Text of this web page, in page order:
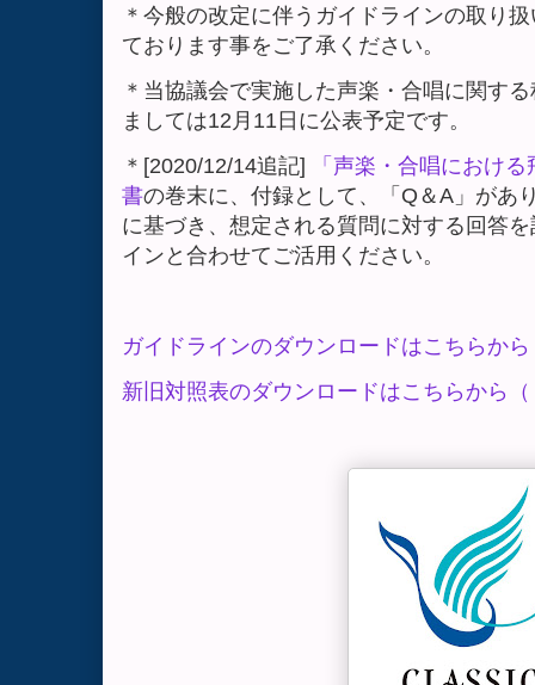
＊今般の改定に伴うガイドラインの取り
ております事をご了承ください。
＊当協議会で実施した声楽・合唱に関す
ましては12月11日に公表予定です。
＊ [2020/12/14追記]
「声楽・合唱におけ
書の巻末に、付録として、「Q＆A」があ
に基づき、想定される質問に対する回答
インと合わせてご活用ください。
ガイドラインのダウンロードはこちらか
新旧対照表のダウンロードはこちらから